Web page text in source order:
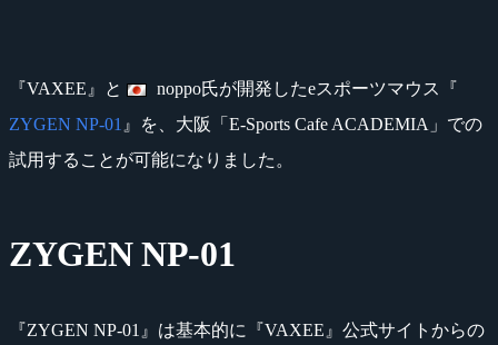
『VAXEE』と
noppo氏が開発したeスポーツマウス『
ZYGEN NP-01 』を、大阪「E-Sports Cafe ACADEMIA」での
試用することが可能になりました。
ZYGEN NP-01
『ZYGEN NP-01』は基本的に『VAXEE』公式サイトからの